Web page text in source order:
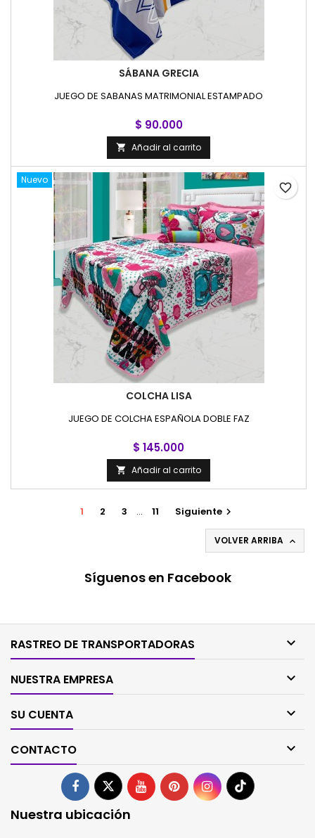
SÁBANA GRECIA
JUEGO DE SABANAS MATRIMONIAL ESTAMPADO
$ 90.000
 Añadir al carrito
Nuevo
COLCHA LISA
JUEGO DE COLCHA ESPAÑOLA DOBLE FAZ
$ 145.000
 Añadir al carrito
favorite_border
1 2 3 … 11 Siguiente 
VOLVER ARRIBA 
Síguenos en Facebook
RASTREO DE TRANSPORTADORAS 
NUESTRA EMPRESA 
SU CUENTA 
CONTACTO 
Nuestra ubicación